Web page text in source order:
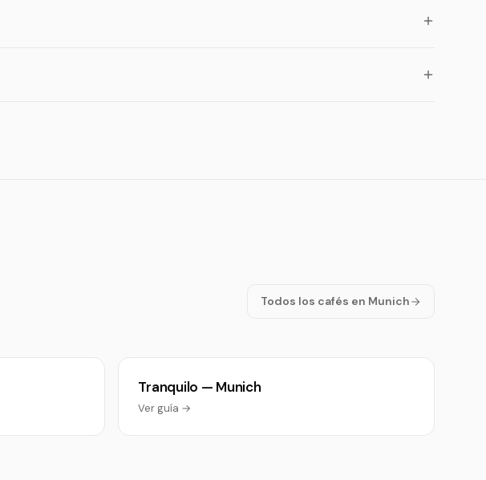
Todos los cafés en Munich
Tranquilo — Munich
Ver guía →